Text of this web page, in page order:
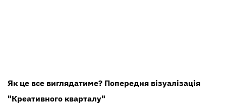
Як це все виглядатиме? Попередня візуалізація
"Креативного кварталу"